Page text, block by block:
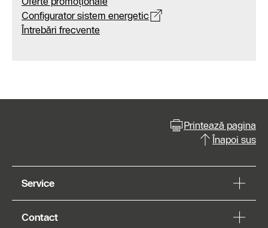
Configurator sistem energetic
Întrebări frecvente
Printează pagina
Înapoi sus
Service
Contact